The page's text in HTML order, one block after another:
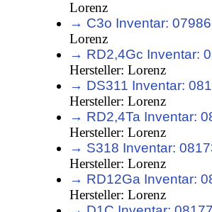
Lorenz
→ C3o Inventar: 07986
Lorenz
→ RD2,4Gc Inventar:
Hersteller: Lorenz
→ DS311 Inventar:
Hersteller: Lorenz
→ RD2,4Ta Inventar:
Hersteller: Lorenz
→ S318 Inventar:
Hersteller: Lorenz
→ RD12Ga Inventar:
Hersteller: Lorenz